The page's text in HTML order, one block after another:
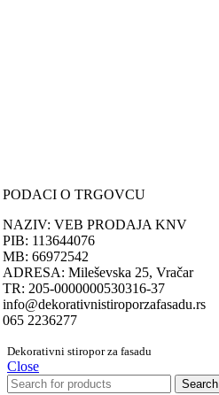
PODACI O TRGOVCU
NAZIV: VEB PRODAJA KNV
PIB: 113644076
MB: 66972542
ADRESA: Mileševska 25, Vračar
TR: 205-0000000530316-37
info@dekorativnistiroporzafasadu.rs
065 2236277
Dekorativni stiropor za fasadu
Close
Search